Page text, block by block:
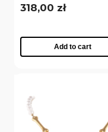
Rockstar Collection
(C25/NUT/14AU)
318,00 zł
Add to cart